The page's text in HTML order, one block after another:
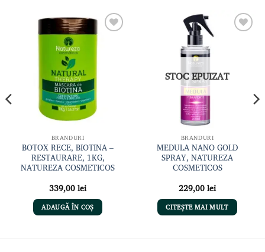
BRANDURI
BOTOX RECE, BIOTINA –
RESTAURARE, 1KG,
NATUREZA COSMETICOS
339,00lei
ADAUGĂ ÎN COȘ
STOC EPUIZAT
BRANDURI
MEDULA NANO GOLD
SPRAY, NATUREZA
COSMETICOS
229,00lei
CITEȘTE MAI MULT